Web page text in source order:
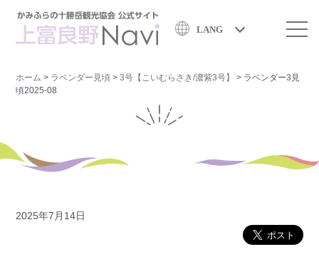
LANG
ホーム > ラベンダー見頃 >3号【こいむらさき/濃紫3号】 > ラベンダー3見
頃2025-08
2025年7月14日